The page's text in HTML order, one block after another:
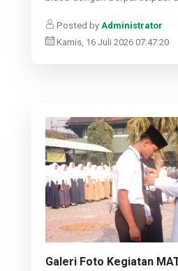
Posted by Administrator
Kamis, 16 Juli 2026 07:47:20
Galeri Foto Kegiatan